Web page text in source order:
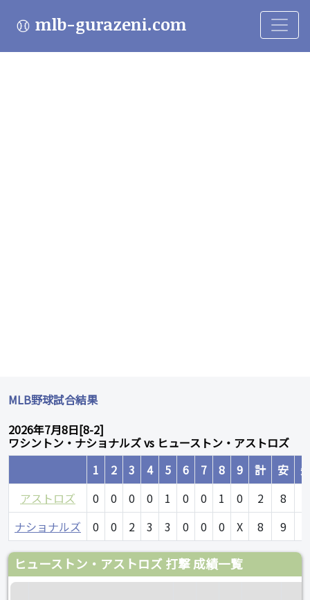
mlb-gurazeni.com
MLB野球試合結果
2026年7月8日[8-2]
ワシントン・ナショナルズ vs ヒューストン・アストロズ
1
2 3 4 5 6 7 8 9 計 安
アストロズ
0 0 0 0 1 0 0 1 0 2 8
ナショナルズ
0 0 2 3 3 0 0 0 X 8 9
ヒューストン・アストロズ 打撃 成績一覧